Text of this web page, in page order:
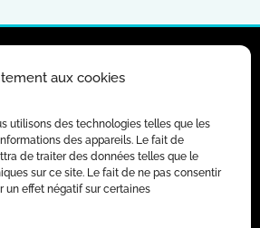
aux cookies
utilisons des technologies telles que les
des appareils. Le fait de
de traiter des données telles que le
sur ce site. Le fait de ne pas consentir
un effet négatif sur certaines